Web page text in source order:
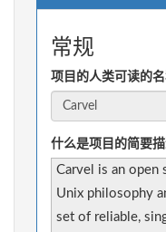
常规
项目的人类可读的名
什么是项目的简要描
Carvel is an open
Unix philosophy
set of reliable,